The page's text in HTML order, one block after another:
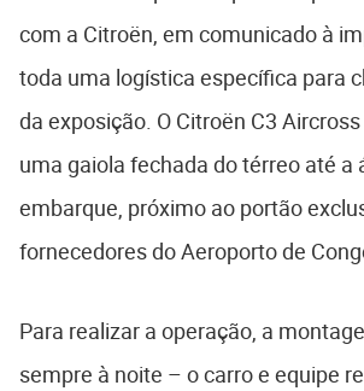
com a Citroën, em comunicado à
toda uma logística específica para
da exposição. O Citroën C3
uma gaiola fechada do térreo até a
embarque, próximo ao portão
fornecedores do Aeroporto de
Para realizar a operação, a
sempre à noite – o carro e equipe